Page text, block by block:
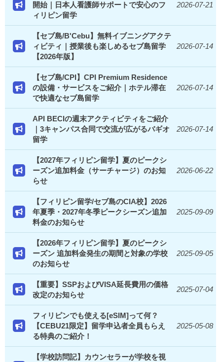
開始｜日本人看護師サポートで安心のフ
ィリピン留学
2026-07-21
【セブ島/B'Cebu】無料イブニングアクテ
ィビティ｜授業後も楽しめるセブ島留学
【2026年版】
2026-07-14
【セブ島/CPI】CPI Premium Residence
の設備・サービスをご紹介｜ホテル滞在
で快適なセブ島留学
2026-07-14
API BECIの週末アクティビティをご紹介
｜3キャンパス合同で交流が広がるバギオ
留学
2026-07-14
【2027年フィリピン留学】夏のピークシ
ーズン追加料金（サーチャージ）のお知
らせ
2026-06-22
【フィリピン留学/セブ島のCIA校】2026
年夏季・2027年冬季ピークシーズン追加
料金のお知らせ
2025-09-09
【2026年フィリピン留学】夏のピークシ
ーズン 追加料金発生の期間と対象の学校
のお知らせ
2025-09-05
【重要】SSPおよびVISA延長費用の価格
改定のお知らせ
2025-07-04
フィリピンでも使える[eSIM]って何？
【CEBU21限定】留学申込者全員もらえ
る特典のご紹介！
2025-05-08
【学校訪問記】カウンセラーが学校を視